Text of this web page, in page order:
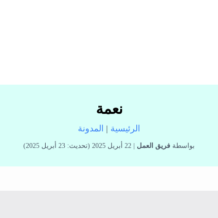
نعمة
الرئيسية | المدونة
بواسطة فريق العمل